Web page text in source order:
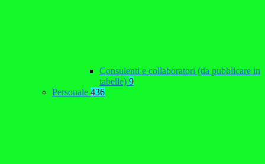
Consulenti e collaboratori (da pubblicare in
tabelle) 9
Personale 436